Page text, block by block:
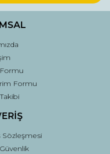
pahalı.
Formu
Sözleşmesi